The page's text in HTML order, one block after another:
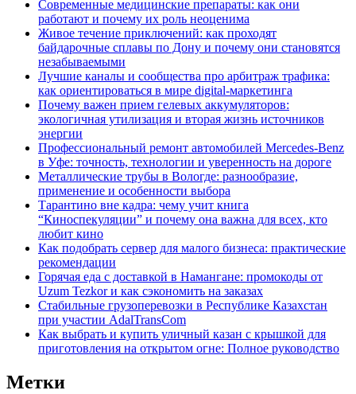
Современные медицинские препараты: как они
работают и почему их роль неоценима
Живое течение приключений: как проходят
байдарочные сплавы по Дону и почему они становятся
незабываемыми
Лучшие каналы и сообщества про арбитраж трафика:
как ориентироваться в мире digital-маркетинга
Почему важен прием гелевых аккумуляторов:
экологичная утилизация и вторая жизнь источников
энергии
Профессиональный ремонт автомобилей Mercedes-Benz
в Уфе: точность, технологии и уверенность на дороге
Металлические трубы в Вологде: разнообразие,
применение и особенности выбора
Тарантино вне кадра: чему учит книга
“Киноспекуляции” и почему она важна для всех, кто
любит кино
Как подобрать сервер для малого бизнеса: практические
рекомендации
Горячая еда с доставкой в Намангане: промокоды от
Uzum Tezkor и как сэкономить на заказах
Стабильные грузоперевозки в Республике Казахстан
при участии AdalTransCom
Как выбрать и купить уличный казан с крышкой для
приготовления на открытом огне: Полное руководство
Метки